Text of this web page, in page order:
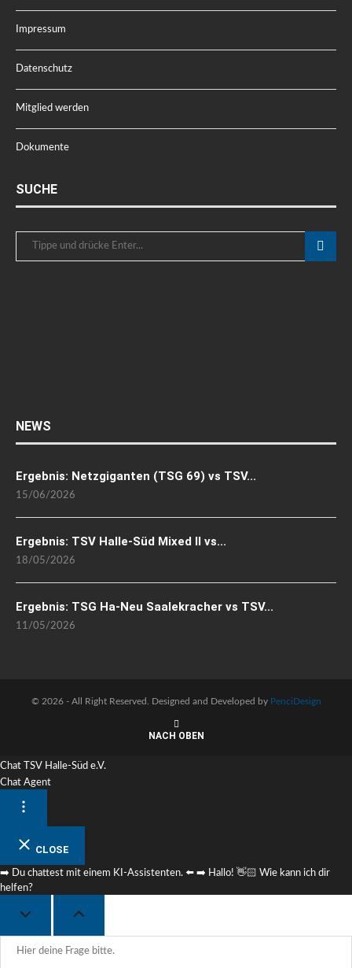
Impressum
Datenschutz
Mitglied werden
Dokumente
SUCHE
NEWS
Ergebnis: Netzgiganten (TSG 69) vs TSV...
15/06/2026
Ergebnis: TSV Halle-Süd Mixed II vs...
18/05/2026
Ergebnis: TSG Ha-Neu Saalekracher vs TSV...
11/05/2026
© 2026 - All Right Reserved. Designed and Developed by PenciDesign
NACH OBEN
Chat TSV Halle-Süd e.V.
Chat Agent
CLOSE
➡️ Du chattest mit einem KI-Assistenten. ⬅️ ➡️ Hallo! 👋🏻 Wie kann ich dir
helfen?